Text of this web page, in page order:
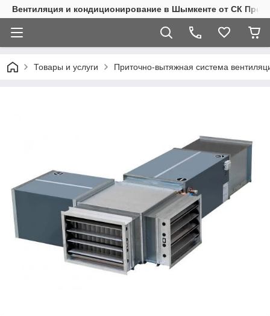
Вентиляция и кондиционирование в Шымкенте от СК Пром
Товары и услуги Приточно-вытяжная система